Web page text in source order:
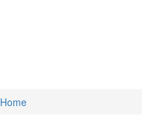
Home